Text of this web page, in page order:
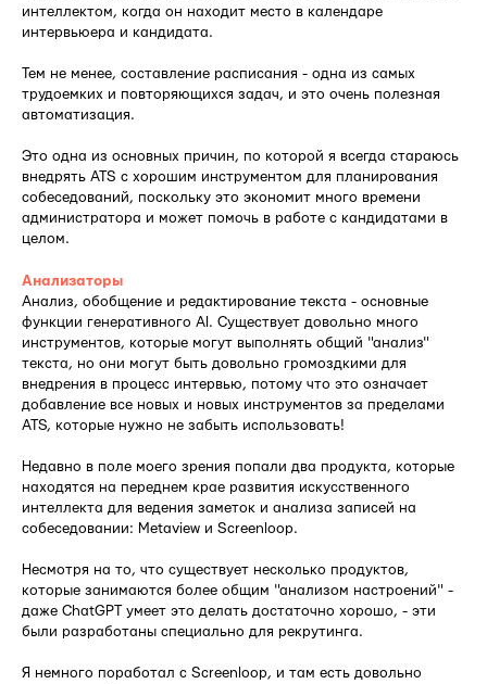
интеллектом, когда он находит место в календаре
интервьюера и кандидата.
Тем не менее, составление расписания - одна из самых
трудоемких и повторяющихся задач, и это очень полезная
автоматизация.
Это одна из основных причин, по которой я всегда стараюсь
внедрять ATS с хорошим инструментом для планирования
собеседований, поскольку это экономит много времени
администратора и может помочь в работе с кандидатами в
целом.
Анализаторы
Анализ, обобщение и редактирование текста - основные
функции генеративного AI. Существует довольно много
инструментов, которые могут выполнять общий "анализ"
текста, но они могут быть довольно громоздкими для
внедрения в процесс интервью, потому что это означает
добавление все новых и новых инструментов за пределами
ATS, которые нужно не забыть использовать!
Недавно в поле моего зрения попали два продукта, которые
находятся на переднем крае развития искусственного
интеллекта для ведения заметок и анализа записей на
собеседовании: Metaview и Screenloop.
Несмотря на то, что существует несколько продуктов,
которые занимаются более общим "анализом настроений" -
даже ChatGPT умеет это делать достаточно хорошо, - эти
были разработаны специально для рекрутинга.
Я немного поработал с Screenloop, и там есть довольно